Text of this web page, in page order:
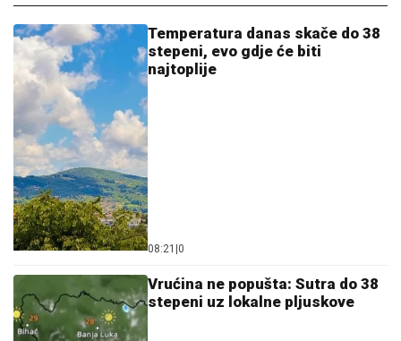
Temperatura danas skače do 38
stepeni, evo gdje će biti
najtoplije
08:21 0
Vrućina ne popušta: Sutra do 38
stepeni uz lokalne pljuskove